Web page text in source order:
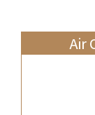
Air